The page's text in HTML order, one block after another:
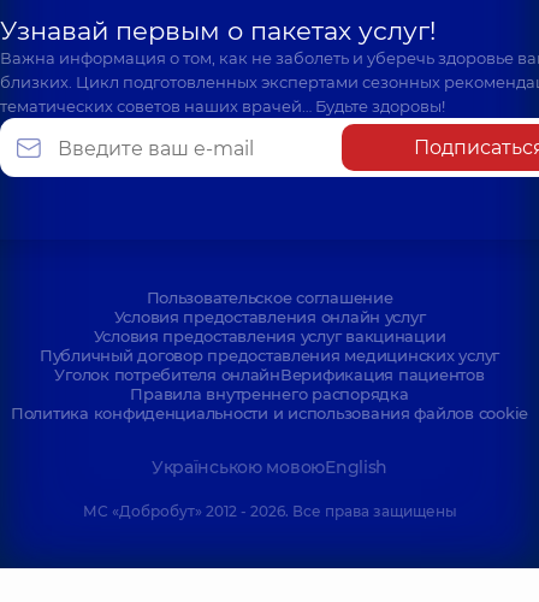
Узнавай первым о пакетах услуг!
Важна информация о том, как не заболеть и уберечь здоровье
близких. Цикл подготовленных экспертами сезонных
тематических советов наших врачей… Будьте здоровы!
Пользовательское соглашение
Условия предоставления онлайн услуг
Условия предоставления услуг вакцинации
Публичный договор предоставления медицинских услуг
Уголок потребителя онлайнВерификация пациентов
Правила внутреннего распорядка
Политика конфиденциальности и использования файлов cookie
Українською мовоюEnglish
МС «Добробут» 2012 - 2026. Все права защищены